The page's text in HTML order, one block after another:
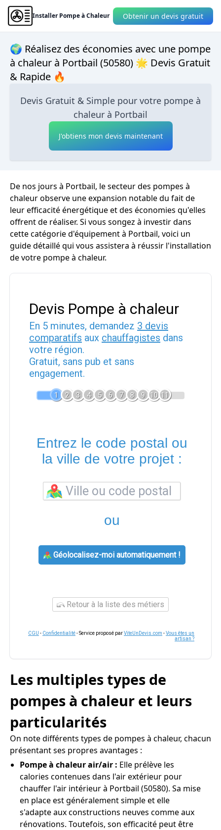
Installer Pompe à Chaleur Obtenir un devis gratuit
🌍 Réalisez des économies avec une pompe
à chaleur à Portbail (50580) 🌟 Devis Gratuit
& Rapide 🔥
Devis Gratuit & Simple pour votre pompe à
chaleur à Portbail
J'obtiens mon devis maintenant
De nos jours à Portbail, le secteur des pompes à
chaleur observe une expansion notable du fait de
leur efficacité énergétique et des économies qu'elles
offrent de réaliser. Si vous songez à investir dans
cette catégorie d'équipement à Portbail, voici un
guide détaillé qui vous assistera à réussir l'installation
de votre pompe à chaleur.
Devis Pompe à chaleur
En 5 minutes, demandez 3 devis
comparatifs aux chauffagistes dans
votre région.
Gratuit, sans pub et sans
engagement.
1 2 3 4 5 6 7 8 9 10 11
Entrez le code postal ou
la ville de votre projet :
ou
Géolocalisez-moi automatiquement !
Retour à la liste des métiers
CGU - Confidentialité- Service proposé parViteUnDevis.com -Vous êtes un
artisan ?
Les multiples types de
pompes à chaleur et leurs
particularités
On note différents types de pompes à chaleur, chacun
présentant ses propres avantages :
Pompe à chaleur air/air : Elle prélève les
calories contenues dans l'air extérieur pour
chauffer l'air intérieur à Portbail (50580). Sa mise
en place est généralement simple et elle
s'adapte aux constructions neuves comme aux
rénovations. Toutefois, son efficacité peut être